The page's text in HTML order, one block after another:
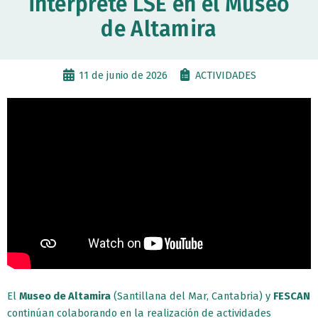
de Altamira
11 de junio de 2026 ACTIVIDADES
El Museo de Altamira (Santillana del Mar, Cantabria) y FESCAN
continúan colaborando en la realización de actividades